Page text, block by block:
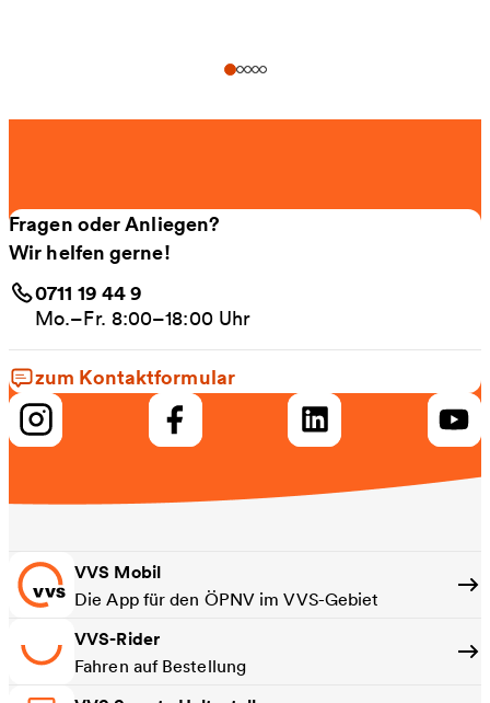
Fragen oder Anliegen?
Wir helfen gerne!
0711 19 44 9
Mo.–Fr. 8:00–18:00 Uhr
zum Kontaktformular
VVS Mobil
Die App für den ÖPNV im VVS-Gebiet
VVS-Rider
Fahren auf Bestellung